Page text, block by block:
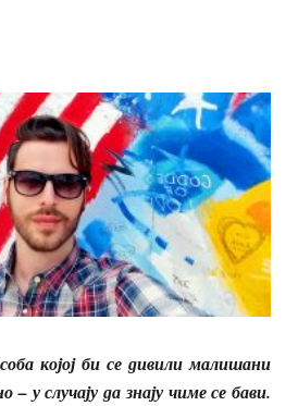
којој би се дивили малишани
у случају да знају чиме се бави.